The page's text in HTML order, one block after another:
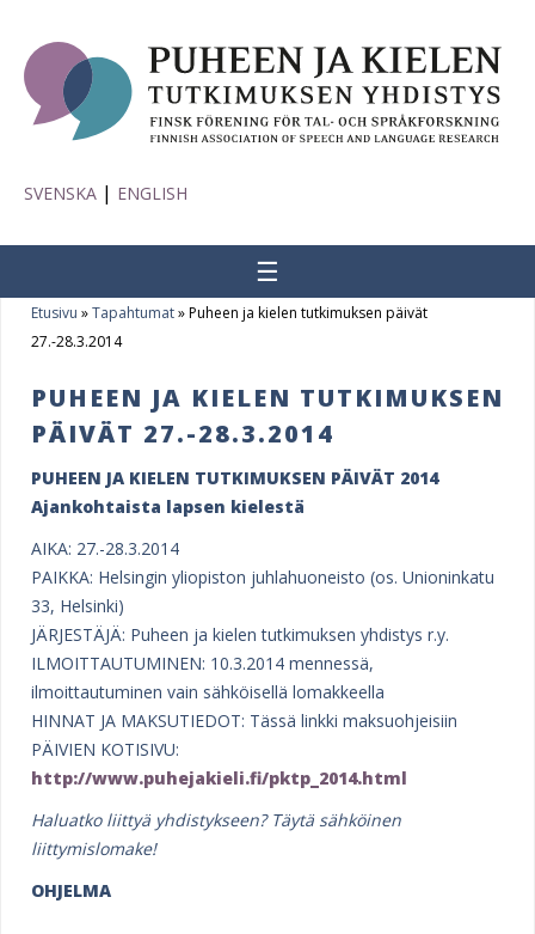
SVENSKA | ENGLISH
Y
u
r
e
h
e
r
e
Etusivu »Tapahtumat»Puheen ja kielen tutkimuksen päivät
27.-28.3.2014
PUHEEN JA KIELEN TUTKIMUKSEN
PÄIVÄT 27.-28.3.2014
PUHEEN JA KIELEN TUTKIMUKSEN PÄIVÄT 2014
Ajankohtaista lapsen kielestä
AIKA: 27.-28.3.2014
PAIKKA: Helsingin yliopiston juhlahuoneisto (os. Unioninkatu
33, Helsinki)
JÄRJESTÄJÄ: Puheen ja kielen tutkimuksen yhdistys r.y.
ILMOITTAUTUMINEN: 10.3.2014 mennessä,
ilmoittautuminen vain sähköisellä lomakkeella
HINNAT JA MAKSUTIEDOT: Tässä linkki maksuohjeisiin
PÄIVIEN KOTISIVU:
http://www.puhejakieli.fi/pktp_2014.html
Haluatko liittyä yhdistykseen? Täytä sähköinen
liittymislomake!
OHJELMA
☰